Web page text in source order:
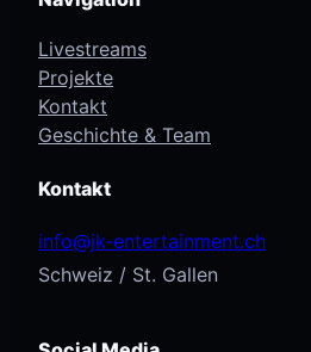
Livestreams
Projekte
Kontakt
Geschichte & Team
Kontakt
info@jk-entertainment.ch
Schweiz / St. Gallen